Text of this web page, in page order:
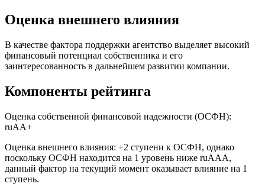
Оценка внешнего влияния
В качестве фактора поддержки агентство выделяет высокий
финансовый потенциал собственника и его
заинтересованность в дальнейшем развитии компании.
Компоненты рейтинга
Оценка собственной финансовой надежности (ОСФН):
ruАA+
Оценка внешнего влияния: +2 ступени к ОСФН, однако
поскольку ОСФН находится на 1 уровень ниже ruAAA,
данный фактор на текущий момент оказывает влияние на 1
ступень.